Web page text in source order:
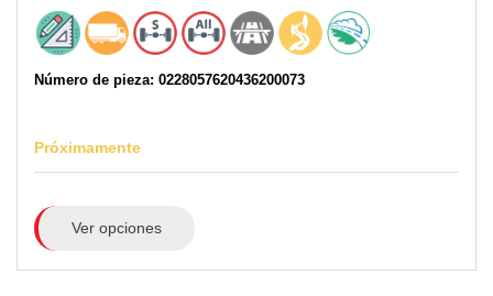
Número de pieza: 0228057620436200073
Próximamente
Ver opciones